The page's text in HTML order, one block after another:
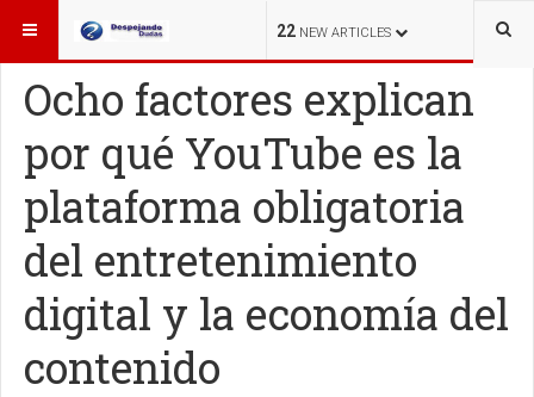
22 NEW ARTICLES
ESTÁ AQUÍ: OTROS TEMAS COMUNICACIÓN
Ocho factores explican
por qué YouTube es la
plataforma obligatoria
del entretenimiento
digital y la economía del
contenido